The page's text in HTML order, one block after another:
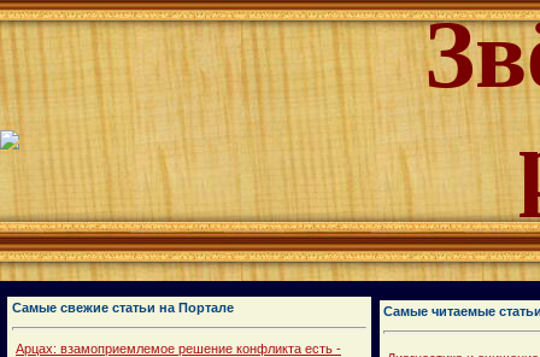
Самые свежие статьи на Портале
Арцах: взамоприемлемое решение конфликта есть -
Самые читаемые